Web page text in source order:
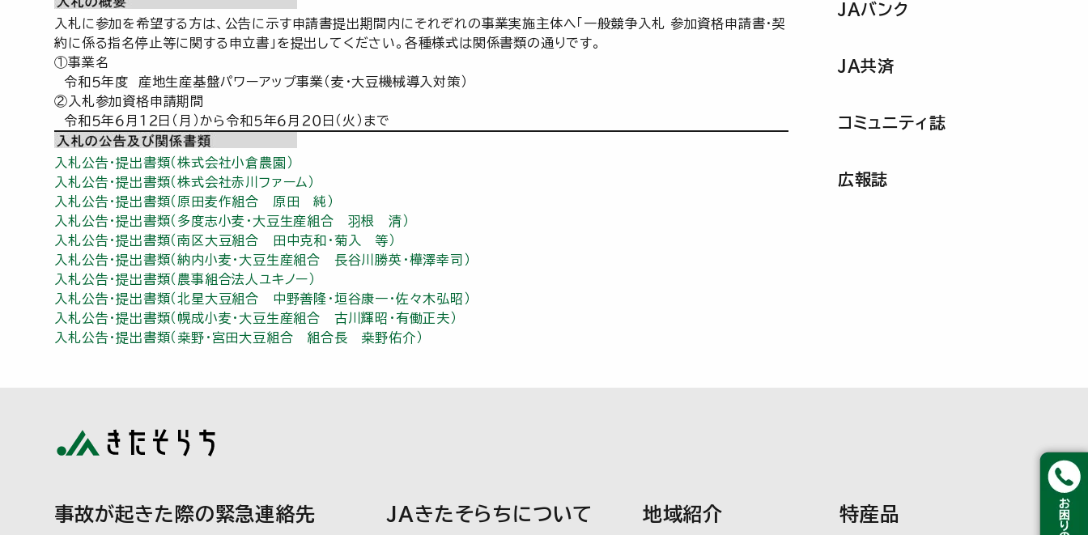
入札に参加を希望する方は、公告に示す申請書提出期間内にそれぞれの事業実施主体へ「一般競争入札 参加資格申請書・契
約に係る指名停止等に関する申立書」を提出してください。各種様式は関係書類の通りです。
①事業名
令和５年度 産地生産基盤パワーアップ事業（麦・大豆機械導入対策）
②入札参加資格申請期間
令和５年６月１２日（月）から令和５年６月２０日（火）まで
入札公告・提出書類（株式会社小倉農園）
入札公告・提出書類（株式会社赤川ファーム）
入札公告・提出書類（原田麦作組合 原田 純）
入札公告・提出書類（多度志小麦・大豆生産組合 羽根 清）
入札公告・提出書類（南区大豆組合 田中克和・菊入 等）
入札公告・提出書類（納内小麦・大豆生産組合 長谷川勝英・樺澤幸司）
入札公告・提出書類（農事組合法人ユキノー）
入札公告・提出書類（北星大豆組合 中野善隆・垣谷康一・佐々木弘昭）
入札公告・提出書類（幌成小麦・大豆生産組合 古川輝昭・有働正夫）
入札公告・提出書類（桒野・宮田大豆組合 組合長 桒野佑介）
JAバンク
JA共済
コミュニティ誌
広報誌
事故が起きた際の緊急連絡先 JAきたそらちについて 地域紹介 特産品